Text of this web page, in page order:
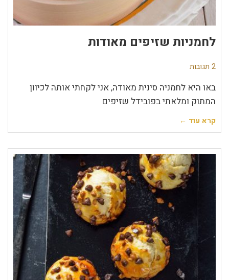
לחמניות שזיפים מאודות
2 תגובות
באו היא לחמניה סינית מאודה, אני לקחתי אותה לכיוון
המתוק ומלאתי בפובידל שזיפים
קרא עוד ←